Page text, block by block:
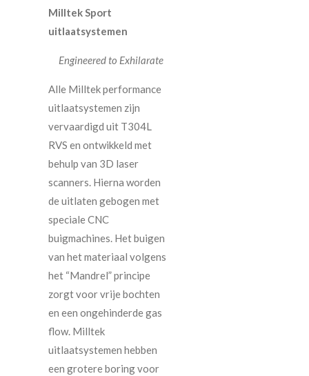
Milltek Sport
uitlaatsystemen
Engineered to Exhilarate
Alle Milltek performance
uitlaatsystemen zijn
vervaardigd uit T304L
RVS en ontwikkeld met
behulp van 3D laser
scanners. Hierna worden
de uitlaten gebogen met
speciale CNC
buigmachines. Het buigen
van het materiaal volgens
het “Mandrel” principe
zorgt voor vrije bochten
en een ongehinderde gas
flow. Milltek
uitlaatsystemen hebben
een grotere boring voor